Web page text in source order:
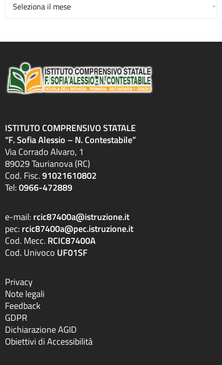
ISTITUTO COMPRENSIVO STATALE
“F. Sofia Alessio – N. Contestabile”
Via Corrado Alvaro, 1
89029 Taurianova (RC)
Cod. Fisc.91021610802
Tel:0966-472889
e-mail: rcic87400a@istruzione.it
pec: rcic87400a@pec.istruzione.it
Cod. Mecc. RCIC87400A
Cod. Univoco UF01SF
Privacy
Note legali
Feedback
GDPR
Dichiarazione AGID
Obiettivi di Accessibilità